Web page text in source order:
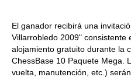
El ganador recibirá una
Villarrobledo 2009" consistente
alojamiento gratuito durante la
ChessBase 10 Paquete Mega.
vuelta, manutención, etc.)